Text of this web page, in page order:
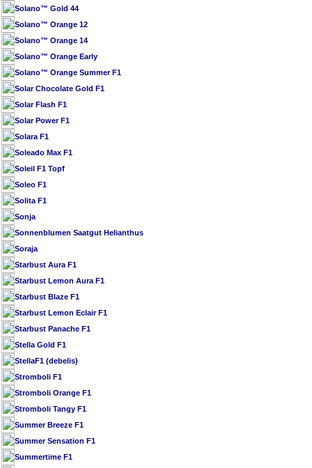
Solano™ Gold 44
Solano™ Orange 12
Solano™ Orange 14
Solano™ Orange Early
Solano™ Orange Summer F1
Solar Chocolate Gold F1
Solar Flash F1
Solar Power F1
Solara F1
Soleado Max F1
Soleil F1 Topf
Soleo F1
Solita F1
Sonja
Sonnenblumen Saatgut Helianthus
Soraja
Starbust Aura F1
Starbust Lemon Aura F1
Starbust Blaze F1
Starbust Lemon Eclair F1
Starbust Panache F1
Stella Gold F1
StellaF1 (debelis)
Stromboli F1
Stromboli Orange F1
Stromboli Tangy F1
Summer Breeze F1
Summer Sensation F1
Summertime F1